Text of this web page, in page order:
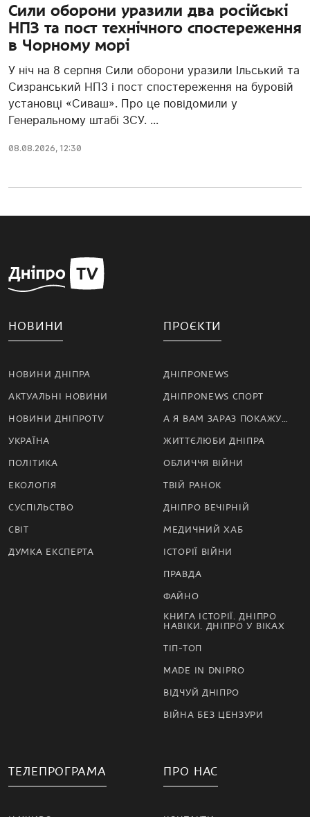
Сили оборони уразили два російські
НПЗ та пост технічного спостереження
в Чорному морі
У ніч на 8 серпня Сили оборони уразили Ільський та
Сизранський НПЗ і пост спостереження на буровій
установці «Сиваш». Про це повідомили у
Генеральному штабі ЗСУ. ...
08.08.2026, 12:30
НОВИНИ
НОВИНИ ДНІПРА
АКТУАЛЬНІ НОВИНИ
НОВИНИ ДНІПРОTV
УКРАЇНА
ПОЛІТИКА
ЕКОЛОГІЯ
СУСПІЛЬСТВО
СВІТ
ДУМКА ЕКСПЕРТА
ПРОЄКТИ
ДНІПРОNEWS
ДНІПРОNEWS СПОРТ
А Я ВАМ ЗАРАЗ ПОКАЖУ…
ЖИТТЄЛЮБИ ДНІПРА
ОБЛИЧЧЯ ВІЙНИ
ТВІЙ РАНОК
ДНІПРО ВЕЧІРНІЙ
МЕДИЧНИЙ ХАБ
ІСТОРІЇ ВІЙНИ
ПРАВДА
ФАЙНО
КНИГА ІСТОРІЇ. ДНІПРО
НАВІКИ. ДНІПРО У ВІКАХ
ТІП-ТОП
MADE IN DNIPRO
ВІДЧУЙ ДНІПРО
ВІЙНА БЕЗ ЦЕНЗУРИ
ТЕЛЕПРОГРАМА ПРО НАС